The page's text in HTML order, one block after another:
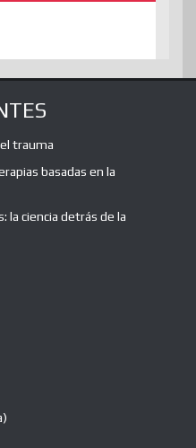
trauma
basadas en la
la ciencia detrás de la